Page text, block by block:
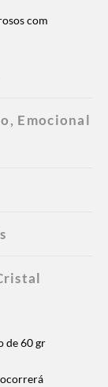
com
Emocional
de 60 gr